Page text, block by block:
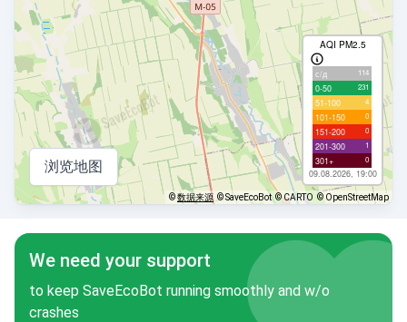
AQI PM2.5
с/д 114
0-50 231
51-100 4
101-150 0
151-200 0
201-300 1
301+ 0
09.08.2026, 19:00
浏览地图
©数据来源 © SaveEcoBot © CARTO © OpenStreetMap
We need your support
to keep SaveEcoBot running smoothly and w/o
crashes